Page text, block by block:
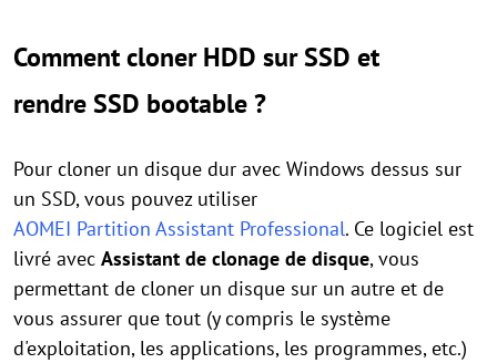
Comment cloner HDD sur SSD et
rendre SSD bootable ?
Pour cloner un disque dur avec Windows dessus sur
un SSD, vous pouvez utiliser
AOMEI Partition Assistant Professional. Ce logiciel est
livré avec Assistant de clonage de disque, vous
permettant de cloner un disque sur un autre et de
vous assurer que tout (y compris le système
d'exploitation, les applications, les programmes, etc.)